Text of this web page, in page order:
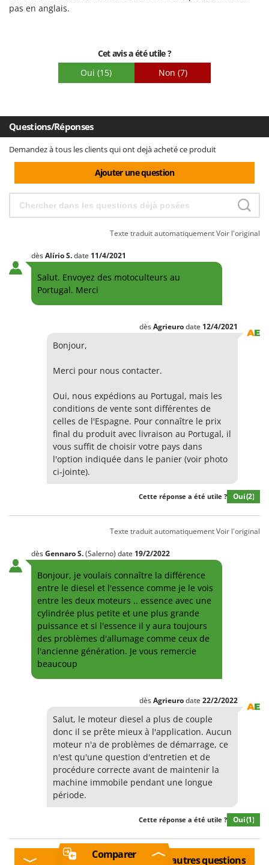
Facilité de montage
pas en anglais.
Cet avis a été utile ?
Oui (15) Non (7)
Questions/Réponses
Demandez à tous les clients qui ont dejà acheté ce produit
Ajouter une question
Texte traduit automatiquementVoir l'original
dèsAlírioS.date 11/4/2021
Salut. Envoyez des motoculteurs au
Portugal. Merci
dèsAgrieurodate 12/4/2021
Bonjour,
Merci pour nous contacter.
Oui, nous expédions au Portugal, mais les
conditions de vente sont différentes de
celles de l'Espagne. Pour connaître le prix
final du produit avec livraison au Portugal, il
vous suffit de choisir votre pays dans
l'option indiquée dans le panier (voir photo
ci-jointe).
Cette réponse a été utile ? Oui(2)
Texte traduit automatiquementVoir l'original
dèsGennaroS.(Salerno) date 19/2/2022
Bonjour, je voulais connaître la différence
entre le diesel et l'essence comme je le vois
entre les deux moteurs .. essence avec une
cylindrée plus petite et une plus grande
puissance et si l'essence il y aura toujours
des problèmes d'allumage comme ceux de
l'ancienne génération. Je vous remercie
beaucoup
dèsAgrieurodate 22/2/2022
Salut, le moteur diesel a plus de couple
donc il se prête mieux à l'application. Aucun
moteur n'a de problèmes de démarrage, ce
n'est qu'une question d'entretien et de
procédure correcte avant de maintenir la
machine immobile pendant une longue
période.
Cette réponse a été utile ? Oui(1)
Afficher d'autres questions
Comparer